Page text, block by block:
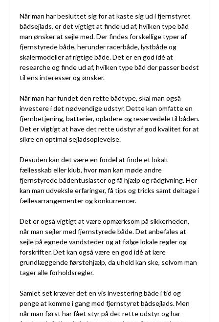
Når man har besluttet sig for at kaste sig ud i fjernstyret
bådsejlads, er det vigtigt at finde ud af, hvilken type båd
man ønsker at sejle med. Der findes forskellige typer af
fjernstyrede både, herunder racerbåde, lystbåde og
skalermodeller af rigtige både. Det er en god idé at
researche og finde ud af, hvilken type båd der passer bedst
til ens interesser og ønsker.
Når man har fundet den rette bådtype, skal man også
investere i det nødvendige udstyr. Dette kan omfatte en
fjernbetjening, batterier, opladere og reservedele til båden.
Det er vigtigt at have det rette udstyr af god kvalitet for at
sikre en optimal sejladsoplevelse.
Desuden kan det være en fordel at finde et lokalt
fællesskab eller klub, hvor man kan møde andre
fjernstyrede bådentusiaster og få hjælp og rådgivning. Her
kan man udveksle erfaringer, få tips og tricks samt deltage i
fællesarrangementer og konkurrencer.
Det er også vigtigt at være opmærksom på sikkerheden,
når man sejler med fjernstyrede både. Det anbefales at
sejle på egnede vandsteder og at følge lokale regler og
forskrifter. Det kan også være en god idé at lære
grundlæggende førstehjælp, da uheld kan ske, selvom man
tager alle forholdsregler.
Samlet set kræver det en vis investering både i tid og
penge at komme i gang med fjernstyret bådsejlads. Men
når man først har fået styr på det rette udstyr og har